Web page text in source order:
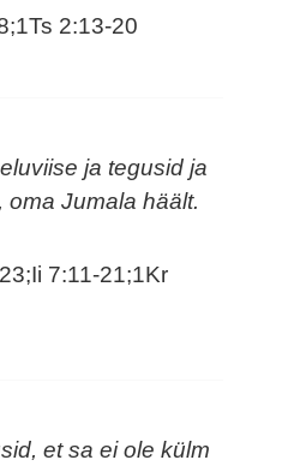
2:13-20
ja tegusid ja
Jumala häält.
7:11-21;1Kr
et sa ei ole külm